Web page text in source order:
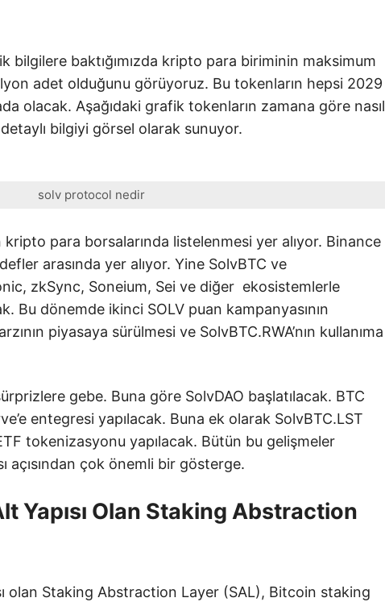
bilgilere baktığımızda kripto para biriminin maksimum
adet olduğunu görüyoruz. Bu tokenların hepsi 2029
olacak. Aşağıdaki grafik tokenların zamana göre nasıl
bilgiyi görsel olarak sunuyor.
solv protocol nedir
kripto para borsalarında listelenmesi yer alıyor. Binance
arasında yer alıyor. Yine SolvBTC ve
zkSync, Soneium, Sei ve diğer ekosistemlerle
Bu dönemde ikinci SOLV puan kampanyasının
piyasaya sürülmesi ve SolvBTC.RWA’nın kullanıma
gebe. Buna göre SolvDAO başlatılacak. BTC
entegresi yapılacak. Buna ek olarak SolvBTC.LST
tokenizasyonu yapılacak. Bütün bu gelişmeler
açısından çok önemli bir gösterge.
Yapısı Olan Staking Abstraction
olan Staking Abstraction Layer (SAL), Bitcoin staking